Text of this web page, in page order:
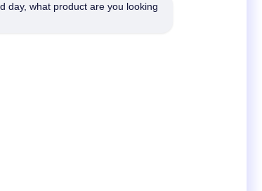
day, what product are you looking